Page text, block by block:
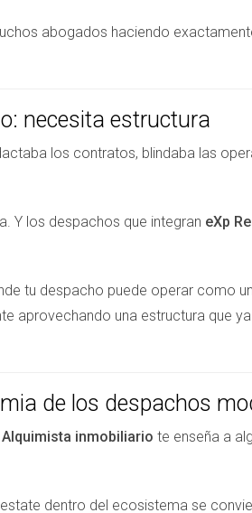
abogados haciendo
necesita estructura
los contratos, blindaba las
Y los despachos que integran eXp
tu despacho puede operar como
aprovechando una estructura que
de los despachos
Alquimista inmobiliario te enseña a
dentro del ecosistema se